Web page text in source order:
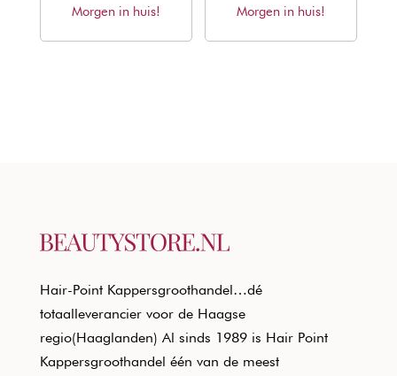
was:
is:
Morgen in huis!
was:
is:
Morgen in huis!
Hair-Point Kappersgroothandel…dé
totaalleverancier voor de Haagse
regio(Haaglanden) Al sinds 1989 is Hair Point
Kappersgroothandel één van de meest